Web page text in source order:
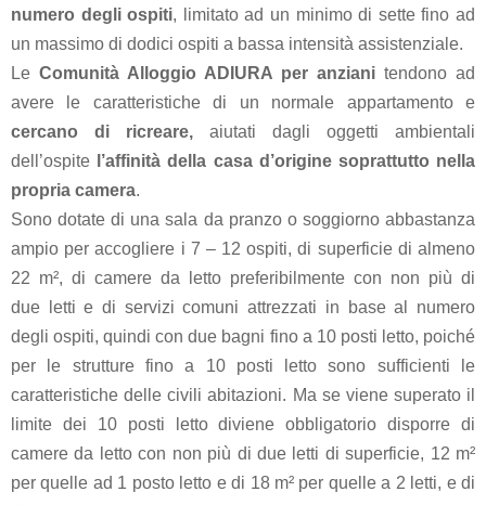
numero degli ospiti, limitato ad un minimo di sette fino ad
un massimo di dodici ospiti a bassa intensità assistenziale.
Le Comunità Alloggio ADIURA per anziani tendono ad
avere le caratteristiche di un normale appartamento e
cercano di ricreare, aiutati dagli oggetti ambientali
dell’ospite
l’affinità della casa d’origine soprattutto nella
propria camera.
Sono dotate di una sala da pranzo o soggiorno abbastanza
ampio per accogliere i 7 – 12 ospiti, di superficie di almeno
22 m², di camere da letto preferibilmente con non più di
due letti e di servizi comuni attrezzati in base al numero
degli ospiti, quindi con due bagni fino a 10 posti letto, poiché
per le strutture fino a 10 posti letto sono sufficienti le
caratteristiche delle civili abitazioni. Ma se viene superato il
limite dei 10 posti letto diviene obbligatorio disporre di
camere da letto con non più di due letti di superficie, 12 m²
per quelle ad 1 posto letto e di 18 m² per quelle a 2 letti, e di
Disbrigo
Pratiche
Assistenza
Legale
Detrazione
Fiscale
Franchising
Formula
Web